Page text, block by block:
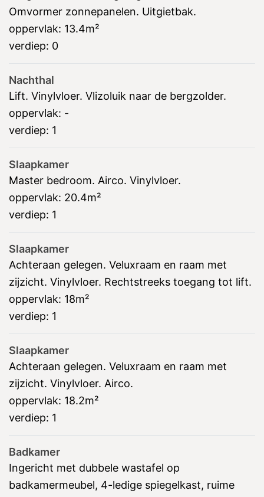
Omvormer zonnepanelen. Uitgietbak.
oppervlak: 13.4m²
verdiep: 0
Nachthal
Lift. Vinylvloer. Vlizoluik naar de bergzolder.
oppervlak: -
verdiep: 1
Slaapkamer
Master bedroom. Airco. Vinylvloer.
oppervlak: 20.4m²
verdiep: 1
Slaapkamer
Achteraan gelegen. Veluxraam en raam met
zijzicht. Vinylvloer. Rechtstreeks toegang tot lift.
oppervlak: 18m²
verdiep: 1
Slaapkamer
Achteraan gelegen. Veluxraam en raam met
zijzicht. Vinylvloer. Airco.
oppervlak: 18.2m²
verdiep: 1
Badkamer
Ingericht met dubbele wastafel op
badkamermeubel, 4-ledige spiegelkast, ruime